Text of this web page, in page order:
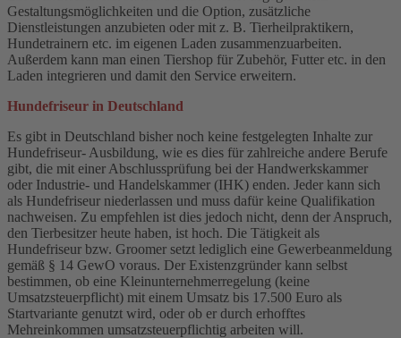
Gestaltungsmöglichkeiten und die Option, zusätzliche
Dienstleistungen anzubieten oder mit z. B. Tierheilpraktikern,
Hundetrainern etc. im eigenen Laden zusammenzuarbeiten.
Außerdem kann man einen Tiershop für Zubehör, Futter etc. in den
Laden integrieren und damit den Service erweitern.
Hundefriseur in Deutschland
Es gibt in Deutschland bisher noch keine festgelegten Inhalte zur
Hundefriseur- Ausbildung, wie es dies für zahlreiche andere Berufe
gibt, die mit einer Abschlussprüfung bei der Handwerkskammer
oder Industrie- und Handelskammer (IHK) enden. Jeder kann sich
als Hundefriseur niederlassen und muss dafür keine Qualifikation
nachweisen. Zu empfehlen ist dies jedoch nicht, denn der Anspruch,
den Tierbesitzer heute haben, ist hoch. Die Tätigkeit als
Hundefriseur bzw. Groomer setzt lediglich eine Gewerbeanmeldung
gemäß § 14 GewO voraus. Der Existenzgründer kann selbst
bestimmen, ob eine Kleinunternehmerregelung (keine
Umsatzsteuerpflicht) mit einem Umsatz bis 17.500 Euro als
Startvariante genutzt wird, oder ob er durch erhofftes
Mehreinkommen umsatzsteuerpflichtig arbeiten will.